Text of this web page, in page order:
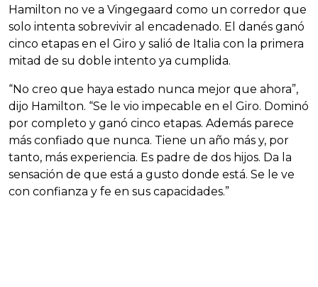
Hamilton no ve a Vingegaard como un corredor que
solo intenta sobrevivir al encadenado. El danés ganó
cinco etapas en el Giro y salió de Italia con la primera
mitad de su doble intento ya cumplida.
“No creo que haya estado nunca mejor que ahora”,
dijo Hamilton. “Se le vio impecable en el Giro. Dominó
por completo y ganó cinco etapas. Además parece
más confiado que nunca. Tiene un año más y, por
tanto, más experiencia. Es padre de dos hijos. Da la
sensación de que está a gusto donde está. Se le ve
con confianza y fe en sus capacidades.”